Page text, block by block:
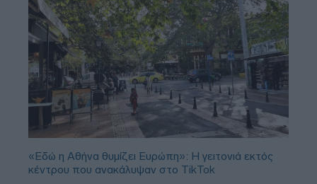
«Εδώ η Αθήνα θυμίζει Ευρώπη»: H γειτονιά εκτός
κέντρου που ανακάλυψαν στο TikTok